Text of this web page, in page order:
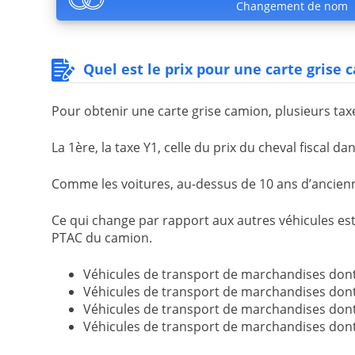
Changement de nom
Quel est le prix pour une carte grise
Pour obtenir une carte grise camion, plusieurs
La 1ère, la taxe Y1, celle du prix du cheval fiscal
Comme les voitures, au-dessus de 10 ans
Ce qui change par rapport aux autres véhicules
PTAC du camion.
Véhicules de transport de marchandises
Véhicules de transport de marchandises
Véhicules de transport de marchandises
Véhicules de transport de marchandises